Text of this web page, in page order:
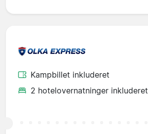
Kampbillet inkluderet
2 hotelovernatninger inkluderet